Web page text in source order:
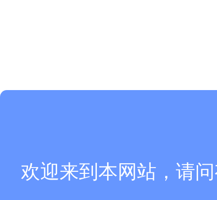
欢迎来到本网站，请